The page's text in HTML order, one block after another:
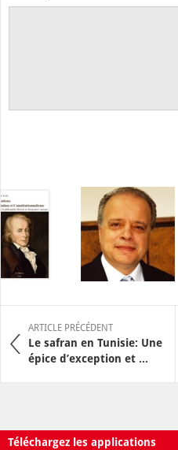
ARTICLE PRÉCÉDENT
Le safran en Tunisie: Une
épice d’exception et ...
Téléchargez les applications